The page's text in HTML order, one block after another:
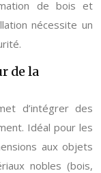
de bois et
nécessite un
de la
d’intégrer des
Idéal pour les
aux objets
nobles (bois,